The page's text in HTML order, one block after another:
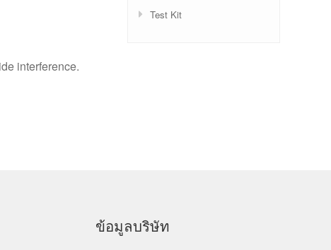
interference.
Test Kit
ข้อมูลบริษัท